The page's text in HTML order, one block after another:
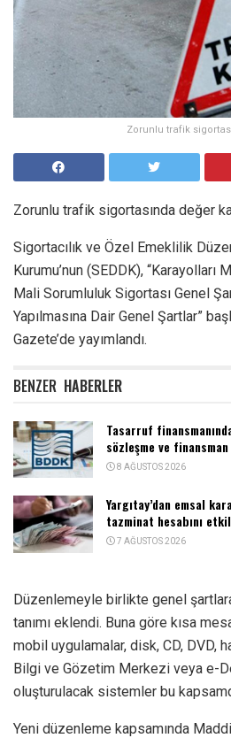
Zorunlu trafik
Zorunlu trafik sigortasında değer
Sigortacılık ve Özel Emeklilik
Kurumu’nun (SEDDK), “Karayolları
Mali Sorumluluk Sigortası Genel
Yapılmasına Dair Genel Şartlar”
Gazete’de yayımlandı.
BENZER HABERLER
Tasarruf
sözleşme ve
8 AĞUSTOS 2026
Yargıtay’dan emsal
tazminat hesabını
7 AĞUSTOS 2026
Düzenlemeyle birlikte genel şartlara
tanımı eklendi. Buna göre kısa
mobil uygulamalar, disk, CD, DVD,
Bilgi ve Gözetim Merkezi veya e-
oluşturulacak sistemler bu
Yeni düzenleme kapsamında